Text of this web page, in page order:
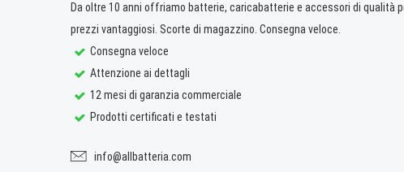
Da oltre 10 anni offriamo batterie, caricabatterie e accessori di qualità
prezzi vantaggiosi. Scorte di magazzino. Consegna veloce.
Consegna veloce
Attenzione ai dettagli
12 mesi di garanzia commerciale
Prodotti certificati e testati
info@allbatteria.com